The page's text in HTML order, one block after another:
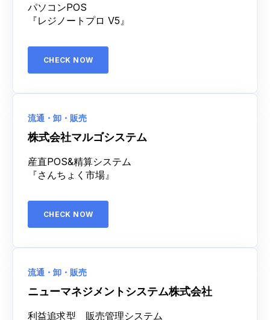
パソコンPOS
『レジノートプロ V5』
CHECK NOW
流通・卸・販売
株式会社マルゴシステム
産直POS&精算システム
『さんちょく市場』
CHECK NOW
流通・卸・販売
ニューマネジメントシステム株式会社
利益追求型 販売管理システム